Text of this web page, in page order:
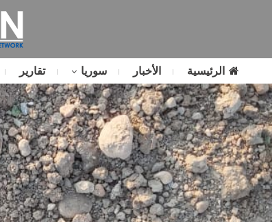
الرئيسية الأخبار سوريا تقارير